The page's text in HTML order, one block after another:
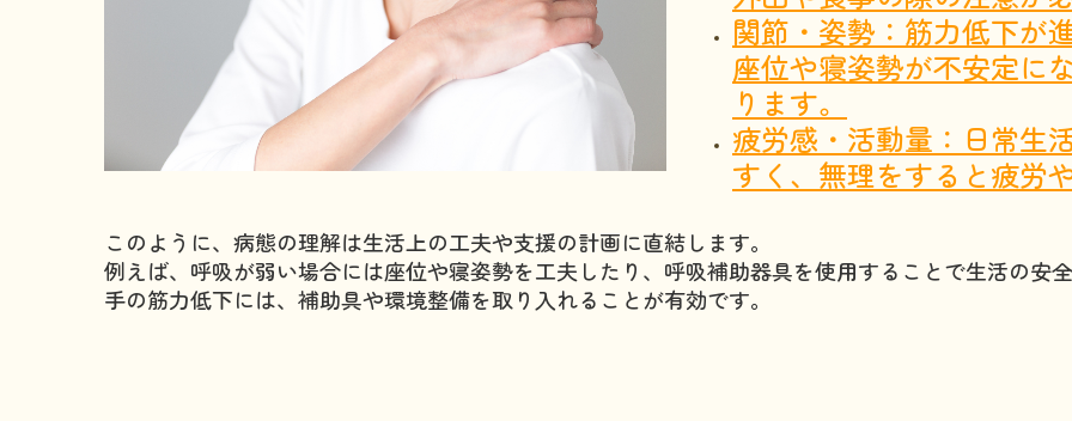
関節・姿勢：筋力低下が
座位や寝姿勢が不安定に
ります。
疲労感・活動量：日常生
すく、無理をすると疲労
このように、病態の理解は生活上の工夫や支援の計画に直結します。
例えば、呼吸が弱い場合には座位や寝姿勢を工夫したり、呼吸補助器具を使用することで生活の安全
手の筋力低下には、補助具や環境整備を取り入れることが有効です。